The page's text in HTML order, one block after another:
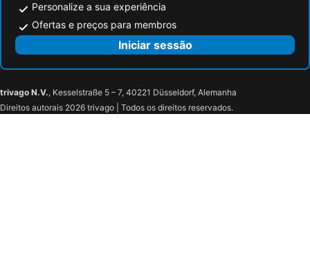
Personalize a sua experiência
Ofertas e preços para membros
Iniciar sessão
trivago N.V., Kesselstraße 5 – 7, 40221 Düsseldorf, Alemanha
Direitos autorais 2026 trivago | Todos os direitos reservados.